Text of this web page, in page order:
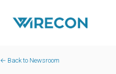
← Back to Newsroom